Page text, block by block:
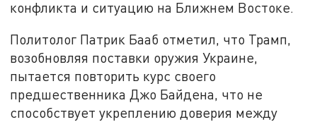
конфликта и ситуацию на Ближнем Востоке.
Политолог Патрик Бааб отметил, что Трамп,
возобновляя поставки оружия Украине,
пытается повторить курс своего
предшественника Джо Байдена, что не
способствует укреплению доверия между